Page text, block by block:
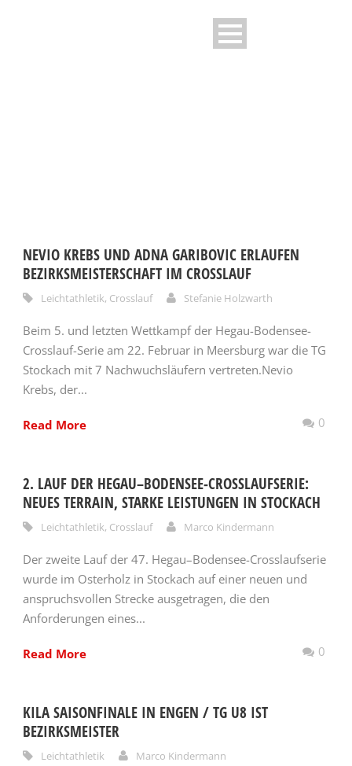
NEVIO KREBS UND ADNA GARIBOVIC ERLAUFEN
BEZIRKSMEISTERSCHAFT IM CROSSLAUF
Leichtathletik, Crosslauf Stefanie Holzwarth
Beim 5. und letzten Wettkampf der Hegau-Bodensee-
Crosslauf-Serie am 22. Februar in Meersburg war die TG
Stockach mit 7 Nachwuchsläufern vertreten.Nevio
Krebs, der...
Read More 0
2. LAUF DER HEGAU–BODENSEE-CROSSLAUFSERIE:
NEUES TERRAIN, STARKE LEISTUNGEN IN STOCKACH
Leichtathletik, Crosslauf Marco Kindermann
Der zweite Lauf der 47. Hegau–Bodensee-Crosslaufserie
wurde im Osterholz in Stockach auf einer neuen und
anspruchsvollen Strecke ausgetragen, die den
Anforderungen eines...
Read More 0
KILA SAISONFINALE IN ENGEN / TG U8 IST
BEZIRKSMEISTER
Leichtathletik Marco Kindermann